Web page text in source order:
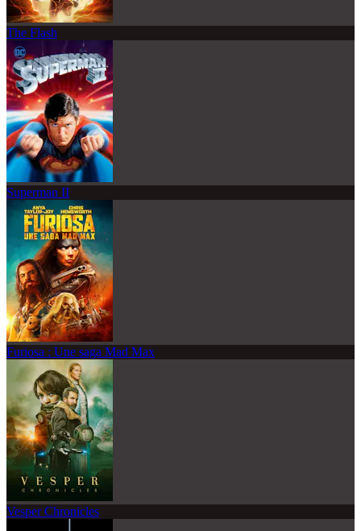
The Flash
Superman II
Furiosa : Une saga Mad Max
Vesper Chronicles